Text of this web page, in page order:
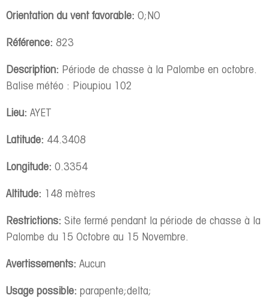
Orientation du vent favorable: O;NO
Référence: 823
Description: Période de chasse à la Palombe en octobre.
Balise météo : Pioupiou 102
Lieu: AYET
Latitude: 44.3408
Longitude: 0.3354
Altitude: 148 mètres
Restrictions: Site fermé pendant la période de chasse à la
Palombe du 15 Octobre au 15 Novembre.
Avertissements: Aucun
Usage possible: parapente;delta;